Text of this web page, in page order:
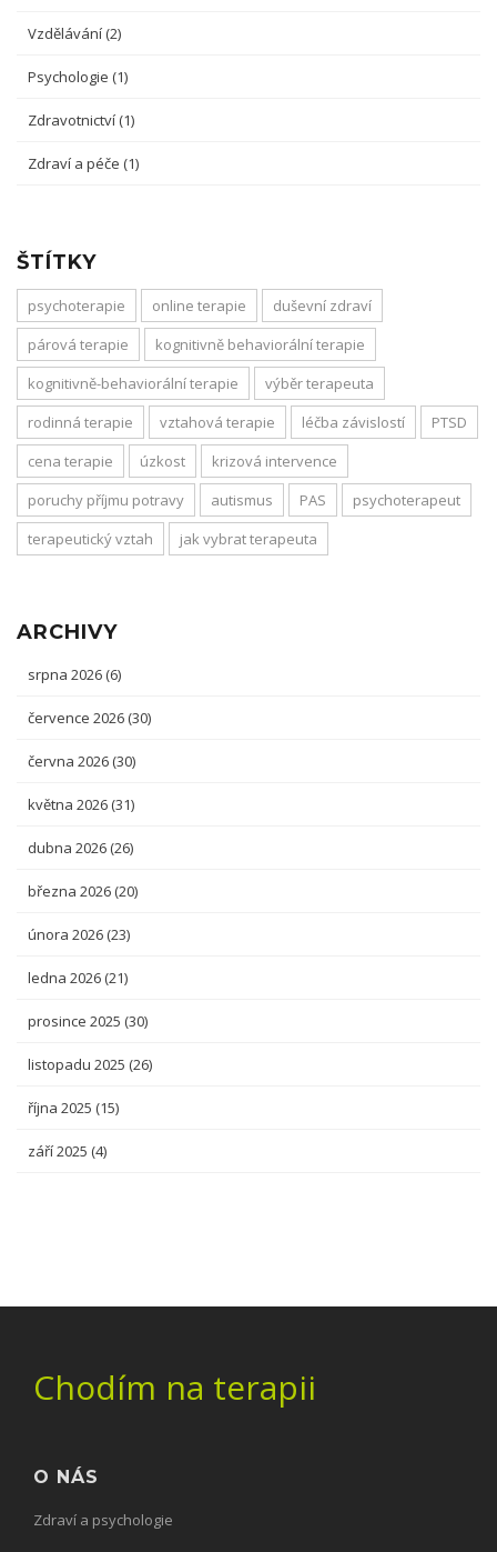
Vzdělávání (2)
Psychologie (1)
Zdravotnictví (1)
Zdraví a péče (1)
ŠTÍTKY
psychoterapie online terapie
duševní zdraví
párová terapie
kognitivně behaviorální terapie
kognitivně-behaviorální terapie
výběr terapeuta
rodinná terapie
vztahová terapie léčba závislostí
PTSD
cena terapie
úzkost
krizová intervence
poruchy příjmu potravy
autismus PAS
psychoterapeut
terapeutický vztah
jak vybrat terapeuta
ARCHIVY
srpna 2026 (6)
července 2026 (30)
června 2026 (30)
května 2026 (31)
dubna 2026 (26)
března 2026 (20)
února 2026 (23)
ledna 2026 (21)
prosince 2025 (30)
listopadu 2025 (26)
října 2025 (15)
září 2025 (4)
Chodím na terapii
O NÁS
Zdraví a psychologie